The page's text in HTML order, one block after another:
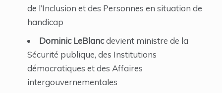
de l’Inclusion et des Personnes en situation de
handicap
Dominic LeBlancdevient ministre de la
Sécurité publique, des Institutions
démocratiques et des Affaires
intergouvernementales